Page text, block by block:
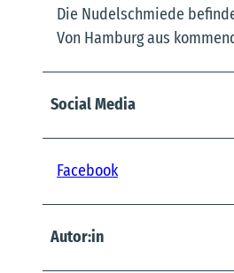
Die Nudelschmiede
Von Hamburg aus
Social Media
Facebook
Autor:in